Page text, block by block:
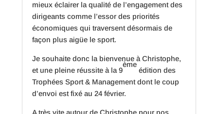
mieux éclairer la qualité de l’engagement des
dirigeants comme l’essor des priorités
économiques qui traversent désormais de
façon plus aigüe le sport.
Je souhaite donc la bienvenue à Christophe,
et une pleine réussite à la 9
ème
édition des
Trophées Sport & Management dont le coup
d’envoi est fixé au 24 février.
A très vite autour de Christophe pour nos